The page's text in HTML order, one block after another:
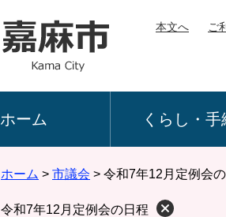
本文へ ご
ホーム くらし・手
ホーム > 市議会 > 令和7年12月定例会
令和7年12月定例会の日程